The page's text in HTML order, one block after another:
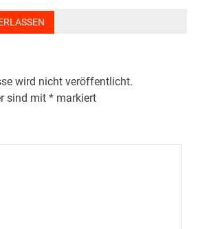
wird nicht veröffentlicht.
sind mit* markiert